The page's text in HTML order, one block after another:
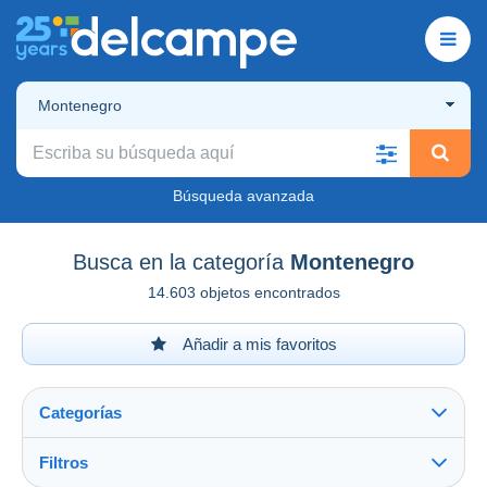
Montenegro
Búsqueda avanzada
Busca en la categoría Montenegro
14.603 objetos encontrados
Añadir a mis favoritos
Categorías
Filtros